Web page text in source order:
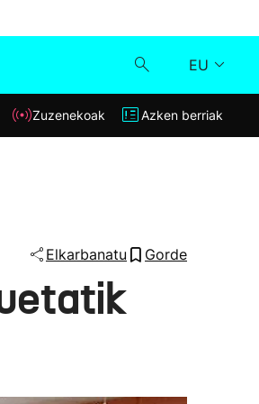
EU
Klisk
Zuzenekoak Azken berriak
Elkarbanatu Gorde